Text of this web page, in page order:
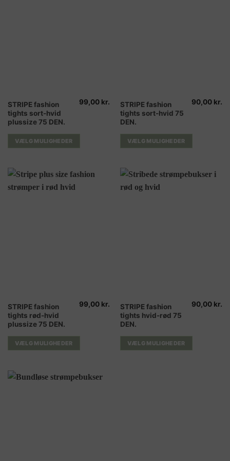
STRIPE fashion
tights sort-hvid
plussize 75 DEN.
99,00 kr.
VÆLG MULIGHEDER
Dette
vare
har
flere
varianter.
kan
vælges
på
STRIPE fashion
tights sort-hvid 75
DEN.
90,00 kr.
VÆLG MULIGHEDER
Dette
vare
har
flere
varianter.
kan
vælges
på
STRIPE fashion
tights rød-hvid
plussize 75 DEN.
99,00 kr.
VÆLG MULIGHEDER
Dette
vare
har
flere
varianter.
kan
vælges
STRIPE fashion
tights hvid-rød 75
DEN.
90,00 kr.
VÆLG MULIGHEDER
Dette
vare
har
flere
varianter.